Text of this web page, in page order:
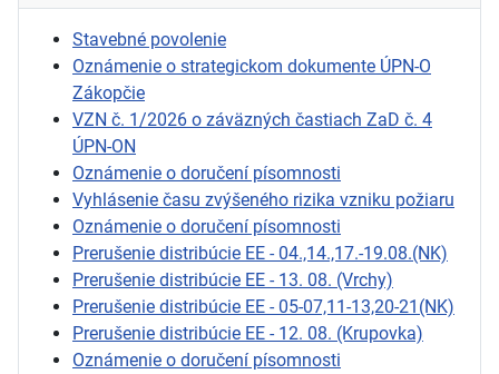
Stavebné povolenie
Oznámenie o strategickom dokumente ÚPN-O
Zákopčie
VZN č. 1/2026 o záväzných častiach ZaD č. 4
ÚPN-ON
Oznámenie o doručení písomnosti
Vyhlásenie času zvýšeného rizika vzniku požiaru
Oznámenie o doručení písomnosti
Prerušenie distribúcie EE - 04.,14.,17.-19.08.(NK)
Prerušenie distribúcie EE - 13. 08. (Vrchy)
Prerušenie distribúcie EE - 05-07,11-13,20-21(NK)
Prerušenie distribúcie EE - 12. 08. (Krupovka)
Oznámenie o doručení písomnosti